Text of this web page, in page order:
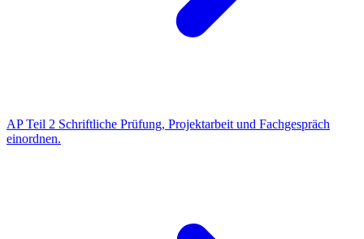
AP Teil 2 Schriftliche Prüfung, Projektarbeit und Fachgespräch
einordnen.